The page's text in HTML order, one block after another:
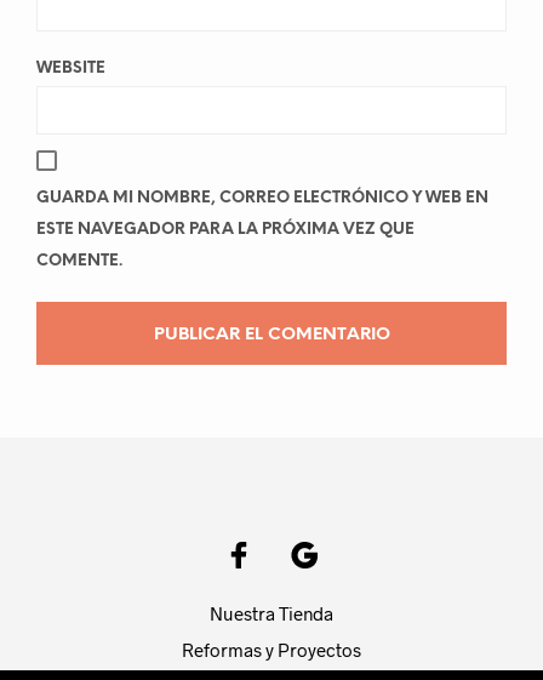
WEBSITE
GUARDA MI NOMBRE, CORREO ELECTRÓNICO Y WEB EN
ESTE NAVEGADOR PARA LA PRÓXIMA VEZ QUE
COMENTE.
Nuestra Tienda
Reformas y Proyectos